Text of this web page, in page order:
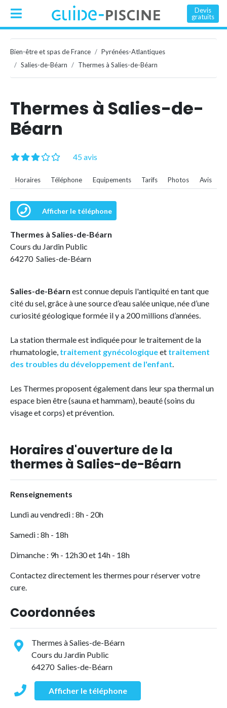
Devis
gratuits
Bien-être et spas de France
Pyrénées-Atlantiques
Salies-de-Béarn
Thermes à Salies-de-Béarn
Thermes à Salies-de-
Béarn
45 avis
Horaires Téléphone Equipements Tarifs Photos Avis
Afficher le téléphone
Thermes à Salies-de-Béarn
Cours du Jardin Public
64270 Salies-de-Béarn
Salies-de-Béarn est connue depuis l'antiquité en tant que
cité du sel, grâce à une source d’eau salée unique, née d’une
curiosité géologique formée il y a 200 millions d’années.
La station thermale est indiquée pour le traitement de la
rhumatologie, traitement gynécologiqueet traitement
des troubles du développement de l'enfant.
Les Thermes proposent également dans leur spa thermal un
espace bien être (sauna et hammam), beauté (soins du
visage et corps) et prévention.
Horaires d'ouverture de la
thermes à Salies-de-Béarn
Renseignements
Lundi au vendredi : 8h - 20h
Samedi : 8h - 18h
Dimanche : 9h - 12h30 et 14h - 18h
Contactez directement les thermes pour réserver votre
cure.
Coordonnées
Thermes à Salies-de-Béarn
Cours du Jardin Public
64270 Salies-de-Béarn
Afficher le téléphone